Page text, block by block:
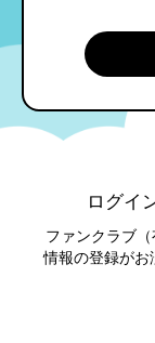
ログイ
ファンクラブ
情報の登録がお